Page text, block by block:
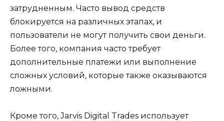
затрудненным. Часто вывод средств
блокируется на различных этапах, и
пользователи не могут получить свои деньги.
Более того, компания часто требует
дополнительные платежи или выполнение
сложных условий, которые также оказываются
ложными.
Кроме того, Jarvis Digital Trades использует